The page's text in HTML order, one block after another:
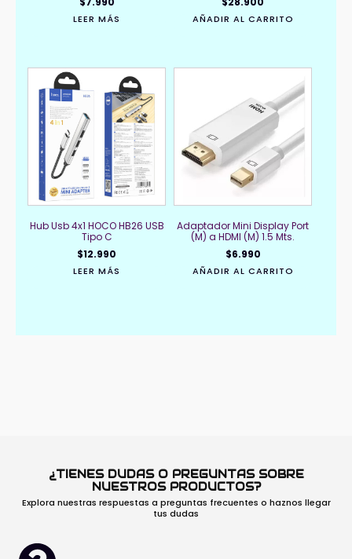
LEER MÁS AÑADIR AL CARRITO
Hub Usb 4x1 HOCO HB26 USB
Tipo C
$12.990
LEER MÁS
Adaptador Mini Display Port
(M) a HDMI (M) 1.5 Mts.
$6.990
AÑADIR AL CARRITO
¿TIENES DUDAS O PREGUNTAS SOBRE
NUESTROS PRODUCTOS?
Explora nuestras respuestas a preguntas frecuentes o haznos llegar
tus dudas